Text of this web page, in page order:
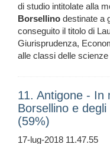
di studio intitolate alla
Borsellino destinate a
conseguito il titolo di
Giurisprudenza,
alle classi delle scienze
11. Antigone - In
Borsellino e
(59%)
17-lug-2018 11.47.55